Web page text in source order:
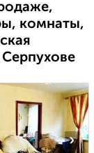
комнаты,
›